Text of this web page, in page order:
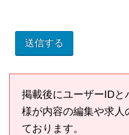
掲載後にユーザーIDと
様が内容の編集や求人
ております。